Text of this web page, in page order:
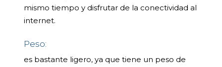
mismo tiempo y disfrutar de la conectividad al
internet.
Peso:
es bastante ligero, ya que tiene un peso de